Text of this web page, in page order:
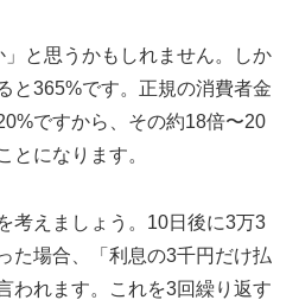
」と思うかもしれません。しか
と365%です。正規の消費者金
ですから、その約18倍〜20
とになります。
考えましょう。10日後に3万3
た場合、「利息の3千円だけ払
われます。これを3回繰り返す